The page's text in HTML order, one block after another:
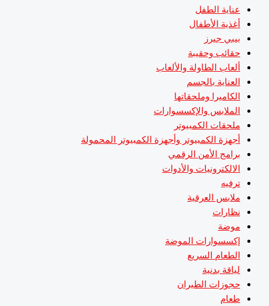
عناية الطفل
أغذية الأطفال
بيبي جيرز
حقائب وحقيبة
ألعاب الطاولة والألعاب
العناية بالجسم
الكاميرا وملحقاتها
الملابس والإكسسوارات
ملحقات الكمبيوتر
أجهزة الكمبيوتر وأجهزة الكمبيوتر المحمولة
برامج الأمن الرقمي
الالكترونيات والأدوات
ترفيه
ملابس العرقية
نظارات
موضة
إكسسوارات الموضة
الطعام السريع
لياقة بدنية
حجوزات الطيران
طعام